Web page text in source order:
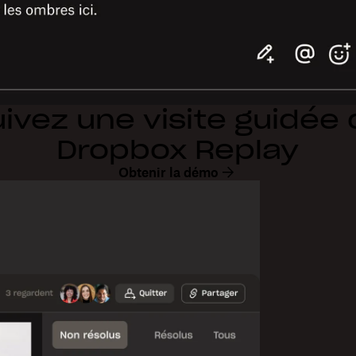
une visite guidée
Dropbox Replay
Obtenir la démo